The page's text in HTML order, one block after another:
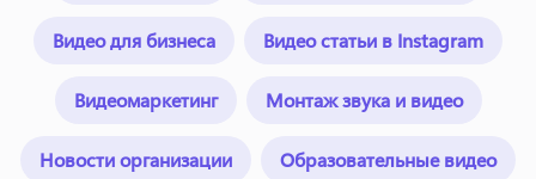
Видео для бизнеса Видео статьи в Instagram
Видеомаркетинг Монтаж звука и видео
Новости организации Образовательные видео